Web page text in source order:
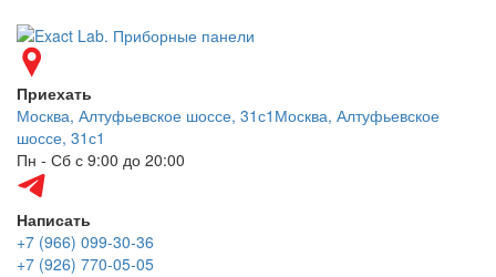
Приехать
Москва, Алтуфьевское шоссе, 31с1 Москва, Алтуфьевское
шоссе, 31с1
Пн - Сб с 9:00 до 20:00
Написать
+7 (966) 099-30-36
+7 (926) 770-05-05